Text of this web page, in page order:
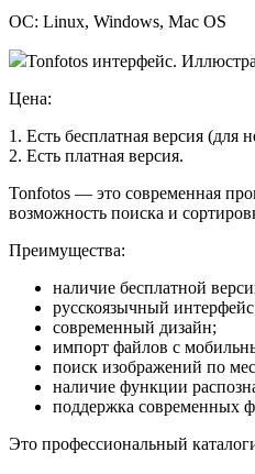
ОС: Linux, Windows, Mac OS
Tonfotos интерфейс.
Цена:
1. Есть бесплатная версия (для
2. Есть платная версия.
Tonfotos — это современная
возможность поиска и
Преимущества:
наличие бесплатной
русскоязычный
современный дизайн;
импорт файлов с
поиск изображений по
наличие функции
поддержка современных
Это профессиональный